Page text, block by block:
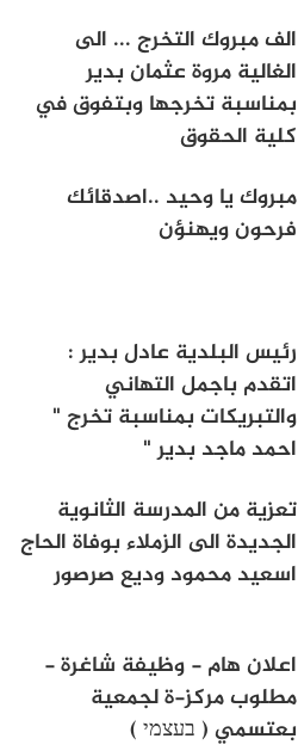
الف مبروك التخرج ... الى
الغالية مروة عثمان بدير
بمناسبة تخرجها وبتفوق في
كلية الحقوق
مبروك يا وحيد ..اصدقائك
فرحون ويهنؤن
رئيس البلدية عادل بدير :
اتقدم باجمل التهاني
والتبريكات بمناسبة تخرج "
احمد ماجد بدير "
تعزية من المدرسة الثانوية
الجديدة الى الزملاء بوفاة الحاج
اسعيد محمود وديع صرصور
اعلان هام - وظيفة شاغرة -
مطلوب مركز-ة لجمعية
بعتسمي ( בעצמי )